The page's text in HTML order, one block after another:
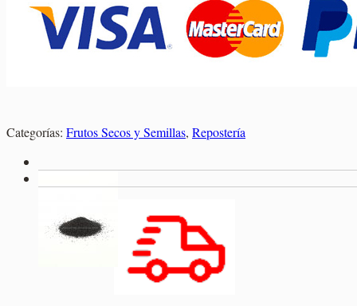
Categorías: Frutos Secos y Semillas, Repostería